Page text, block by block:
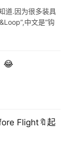
道.因为很多装具
中文是”钩
😂
Flight🔖起